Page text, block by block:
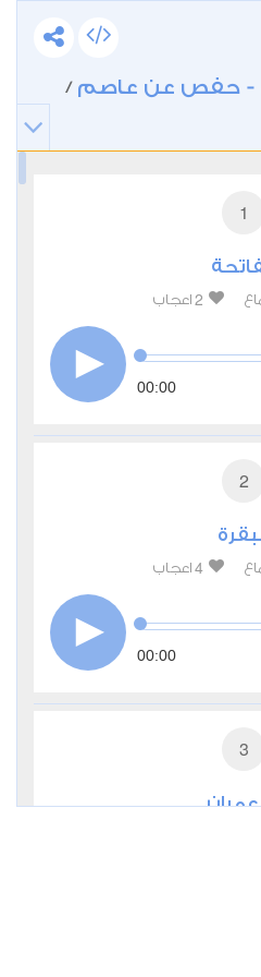
- حفص عن عاصم /
1
2 اعجاب
00:00
2
4 اعجاب
00:00
3
عمران